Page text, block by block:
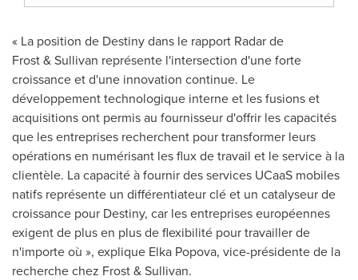
« La position de Destiny dans le rapport Radar de
Frost & Sullivan représente l'intersection d'une forte
croissance et d'une innovation continue. Le
développement technologique interne et les fusions et
acquisitions ont permis au fournisseur d'offrir les capacités
que les entreprises recherchent pour transformer leurs
opérations en numérisant les flux de travail et le service à la
clientèle. La capacité à fournir des services UCaaS mobiles
natifs représente un différentiateur clé et un catalyseur de
croissance pour Destiny, car les entreprises européennes
exigent de plus en plus de flexibilité pour travailler de
n'importe où », explique Elka Popova, vice-présidente de la
recherche chez Frost & Sullivan.